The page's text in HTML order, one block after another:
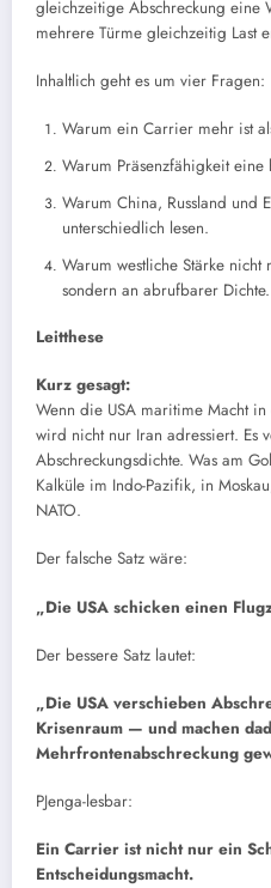
gleichzeitige Abschreckung eine
mehrere Türme gleichzeitig Last
Inhaltlich geht es um vier Fragen:
Warum ein Carrier mehr ist
Warum Präsenzfähigkeit eine
Warum China, Russland und
unterschiedlich lesen.
Warum westliche Stärke nicht
sondern an abrufbarer Dichte.
Leitthese
Kurz gesagt:
Wenn die USA maritime Macht
wird nicht nur Iran adressiert. Es
Abschreckungsdichte. Was am
Kalküle im Indo-Pazifik, in
NATO.
Der falsche Satz wäre:
„Die USA schicken einen
Der bessere Satz lautet:
„Die USA verschieben
Krisenraum — und machen
Mehrfrontenabschreckung
PJenga-lesbar:
Ein Carrier ist nicht nur ein
Entscheidungsmacht.